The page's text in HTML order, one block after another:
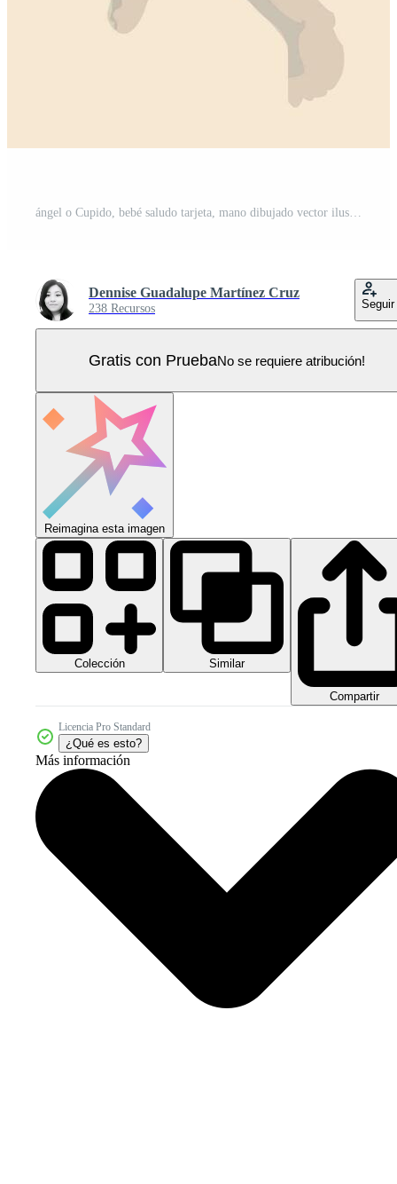
ángel o Cupido, bebé saludo tarjeta, mano dibujado vector ilustración, Clásico bosquejo Vector Pro
Dennise Guadalupe Martínez Cruz
238 Recursos Seguir
Gratis con PruebaNo se requiere atribución!
Reimagina esta imagen
Colección Similar
Compartir
Licencia Pro Standard
¿Qué es esto?
Más información